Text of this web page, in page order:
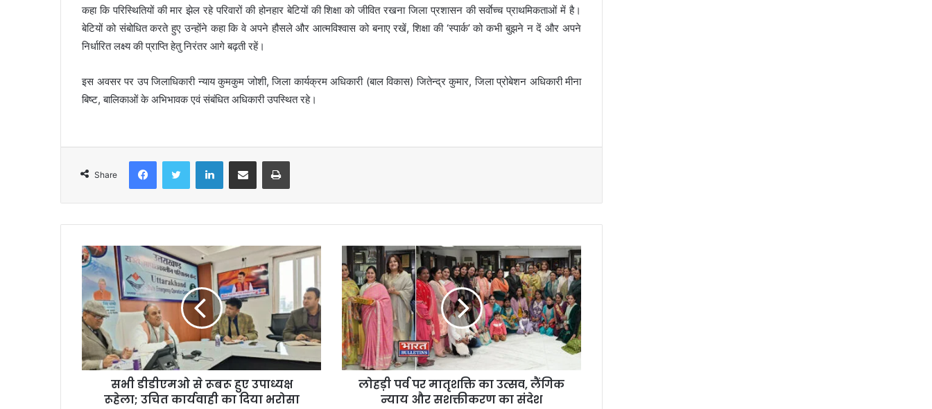
कहा कि परिस्थितियों की मार झेल रहे परिवारों की होनहार बेटियों की शिक्षा को जीवित रखना जिला प्रशासन की सर्वाेच्च प्राथमिकताओं में है।
बेटियों को संबोधित करते हुए उन्होंने कहा कि वे अपने हौसले और आत्मविश्वास को बनाए रखें, शिक्षा की ‘स्पार्क’ को कभी बुझने न दें और अपने
निर्धारित लक्ष्य की प्राप्ति हेतु निरंतर आगे बढ़ती रहें।
इस अवसर पर उप जिलाधिकारी न्याय कुमकुम जोशी, जिला कार्यक्रम अधिकारी (बाल विकास) जितेन्द्र कुमार, जिला प्रोबेशन अधिकारी मीना
बिष्ट, बालिकाओं के अभिभावक एवं संबंधित अधिकारी उपस्थित रहे।
Share
सभी डीडीएमओ से रूबरू हुए उपाध्यक्ष
रूहेला; उचित कार्यवाही का दिया भरोसा
लोहड़ी पर्व पर मातृशक्ति का उत्सव, लैंगिक
न्याय और सशक्तीकरण का संदेश